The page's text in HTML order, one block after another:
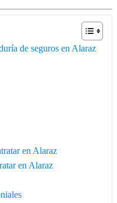
de seguros en Alaraz
en Alaraz
en Alaraz